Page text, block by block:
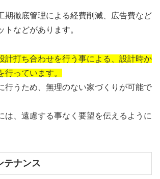
期徹底管理による経費削減、広告費など
トなどがあります。
計打ち合わせを行う事による、設計時か
行っています。
行うため、無理のない家づくりが可能で
は、遠慮する事なく要望を伝えるように
テナンス